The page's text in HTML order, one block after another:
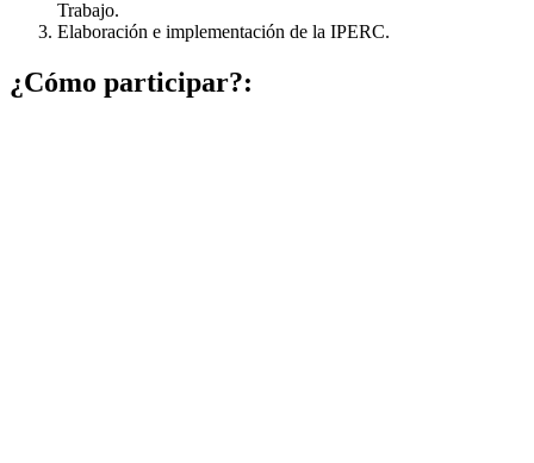
Trabajo.
Elaboración e implementación de la IPERC.
¿Cómo participar?: